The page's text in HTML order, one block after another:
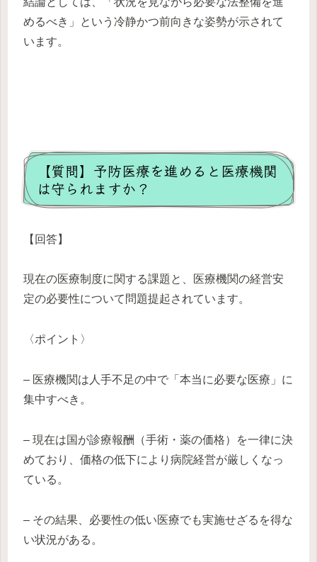
めるべき」という冷静かつ前向きな姿勢が示されて
います。
【質問】予防医療を進めると医療機関
は守られますか？
【回答】
現在の医療制度に関する課題と、医療機関の経営安
定の必要性について問題提起されています。
〈ポイント〉
– 医療機関は人手不足の中で「本当に必要な医療」に
集中すべき。
– 現在は国が診療報酬（手術・薬の価格）を一律に決
めており、価格の低下により病院経営が厳しくなっ
ている。
– その結果、必要性の低い医療でも実施せざるを得な
い状況がある。